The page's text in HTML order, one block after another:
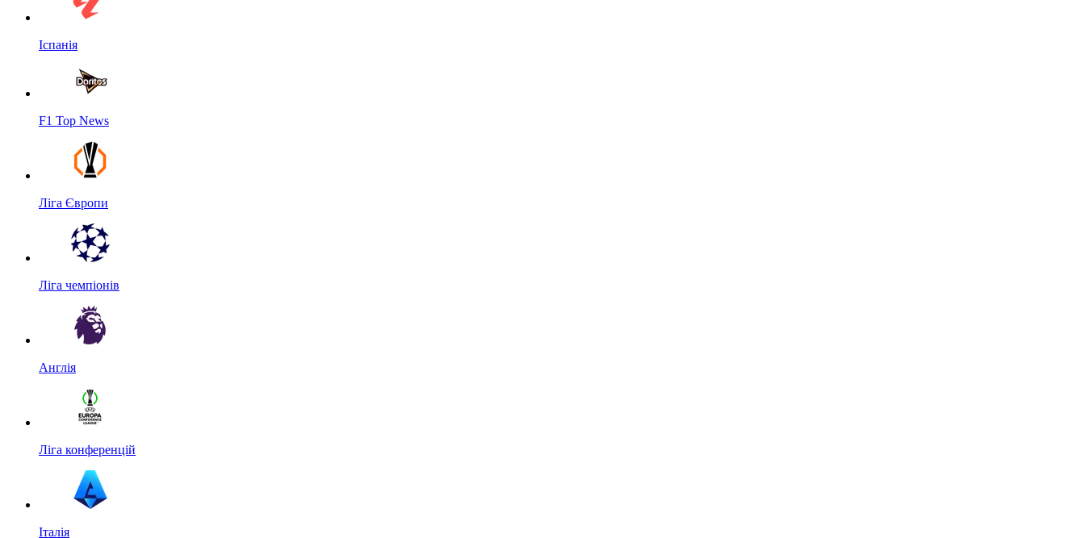
Іспанія
F1 Top News
Ліга Європи
Ліга чемпіонів
Англія
Ліга конференцій
Італія